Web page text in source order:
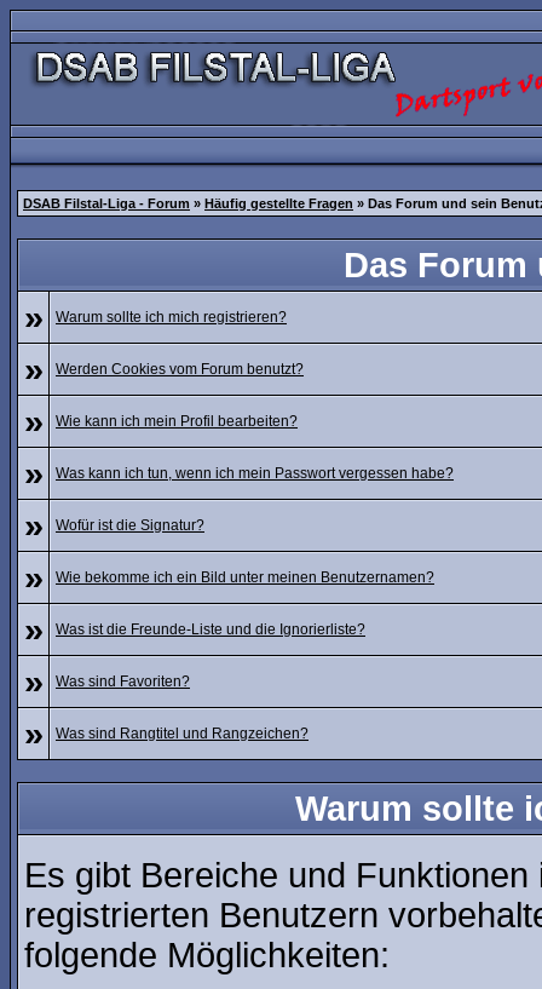
DSAB Filstal-Liga - Forum » Häufig gestellte Fragen » Das Forum und sein
Das
»
Warum sollte ich mich registrieren?
» Werden Cookies vom Forum benutzt?
» Wie kann ich mein Profil bearbeiten?
» Was kann ich tun, wenn ich mein Passwort vergessen habe?
» Wofür ist die Signatur?
» Wie bekomme ich ein Bild unter meinen Benutzernamen?
» Was ist die Freunde-Liste und die Ignorierliste?
» Was sind Favoriten?
» Was sind Rangtitel und Rangzeichen?
Warum sollte
Es gibt Bereiche und
registrierten Benutzern
folgende Möglichkeiten: